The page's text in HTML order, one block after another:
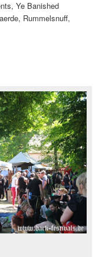
Ye Banished
Rummelsnuff,